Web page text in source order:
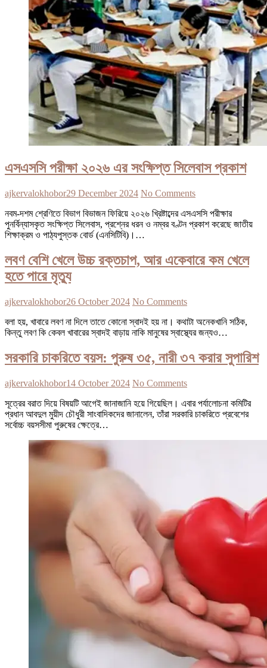
এসএসসি পরীক্ষা ২০২৬ এর সংক্ষিপ্ত সিলেবাস প্রকাশ
ajkervalokhobor29 December 2024 No Comments
নবম-দশম শ্রেণিতে বিভাগ বিভাজন ফিরিয়ে ২০২৬ খ্রিষ্টাব্দের এসএসসি পরীক্ষার
পুনর্বিন্যাসকৃত সংক্ষিপ্ত সিলেবাস, প্রশ্নের ধরন ও নম্বর বণ্টন প্রকাশ করেছে জাতীয়
শিক্ষাক্রম ও পাঠ্যপুস্তক বোর্ড (এনসিটিবি)।…
লবণ বেশি খেলে উচ্চ রক্তচাপ, আর একেবারে কম খেলে
হতে পারে মৃত্যু
ajkervalokhobor26 October 2024 No Comments
বলা হয়, খাবারে লবণ না দিলে তাতে কোনো স্বাদই হয় না। কথাটা অনেকখানি সঠিক,
কিন্তু লবণ কি কেবল খাবারের স্বাদই বাড়ায় নাকি মানুষের স্বাস্থ্যের জন্যও…
সরকারি চাকরিতে বয়স: পুরুষ ৩৫, নারী ৩৭ করার সুপারিশ
ajkervalokhobor14 October 2024 No Comments
সূত্রের বরাত দিয়ে বিষয়টি আগেই জানাজানি হয়ে গিয়েছিল। এবার পর্যালোচনা কমিটির
প্রধান আবদুল মুয়ীদ চৌধুরী সাংবাদিকদের জানালেন, তাঁরা সরকারি চাকরিতে প্রবেশের
সর্বোচ্চ বয়সসীমা পুরুষের ক্ষেত্রে…